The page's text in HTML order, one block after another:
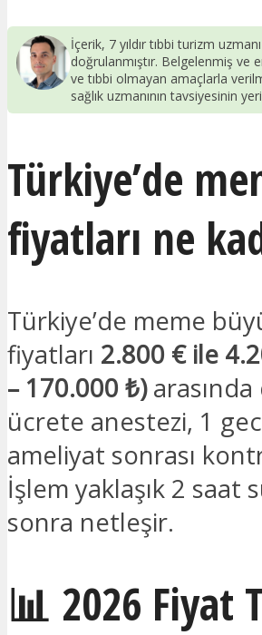
İçerik, 7 yıldır tıbbi turizm
doğrulanmıştır. Belgelenmiş ve
ve tıbbi olmayan amaçlarla
sağlık uzmanının tavsiyesinin
Türkiye’de
fiyatları ne
Türkiye’de meme
fiyatları 2.800 € ile
– 170.000 ₺)
ücrete anestezi, 1
ameliyat sonrası
İşlem yaklaşık 2 saat
sonra netleşir.
📊 2026 Fiyat